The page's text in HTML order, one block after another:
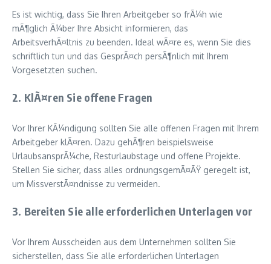
Es ist wichtig, dass Sie Ihren Arbeitgeber so frÃ¼h wie
mÃ¶glich Ã¼ber Ihre Absicht informieren, das
ArbeitsverhÃ¤ltnis zu beenden. Ideal wÃ¤re es, wenn Sie dies
schriftlich tun und das GesprÃ¤ch persÃ¶nlich mit Ihrem
Vorgesetzten suchen.
2. KlÃ¤ren Sie offene Fragen
Vor Ihrer KÃ¼ndigung sollten Sie alle offenen Fragen mit Ihrem
Arbeitgeber klÃ¤ren. Dazu gehÃ¶ren beispielsweise
UrlaubsansprÃ¼che, Resturlaubstage und offene Projekte.
Stellen Sie sicher, dass alles ordnungsgemÃ¤ÃŸ geregelt ist,
um MissverstÃ¤ndnisse zu vermeiden.
3. Bereiten Sie alle erforderlichen Unterlagen vor
Vor Ihrem Ausscheiden aus dem Unternehmen sollten Sie
sicherstellen, dass Sie alle erforderlichen Unterlagen